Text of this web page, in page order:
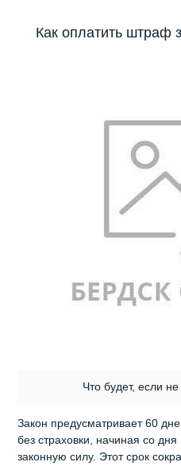
Как оплатить штраф
Что будет, если
Закон предусматривает 60
без страховки, начиная со
законную силу. Этот срок